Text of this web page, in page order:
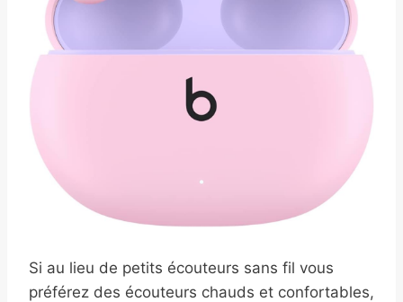
Si au lieu de petits écouteurs sans fil vous
préférez des écouteurs chauds et confortables,